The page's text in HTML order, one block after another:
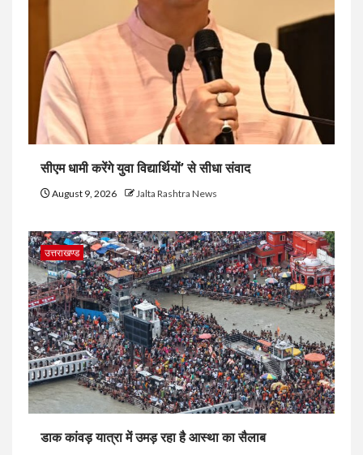
सीएम धामी करेंगे युवा विद्यार्थियों’ से सीधा संवाद
August 9, 2026 Jalta Rashtra News
उत्तराखण्ड
डाक कांवड़ यात्रा में उमड़ रहा है आस्था का सैलाब